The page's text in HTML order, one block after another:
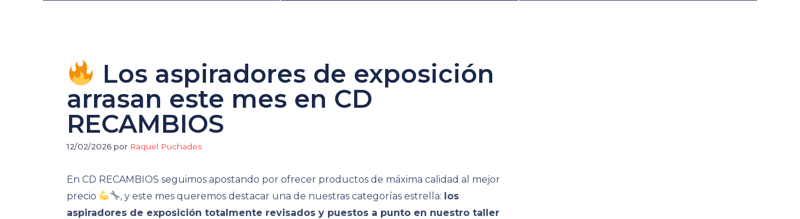
Los aspiradores de exposición
arrasan este mes en CD
RECAMBIOS
12/02/2026 por Raquel Puchades
En CD RECAMBIOS seguimos apostando por ofrecer productos de máxima calidad al mejor
precio
, y este mes queremos destacar una de nuestras categorías estrella: los
aspiradores de exposición totalmente revisados y puestos a punto en nuestro taller